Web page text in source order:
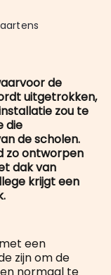
de
uitgetrokken,
zou te
die
de scholen.
zo ontworpen
dak van
krijgt een
een
zijn om de